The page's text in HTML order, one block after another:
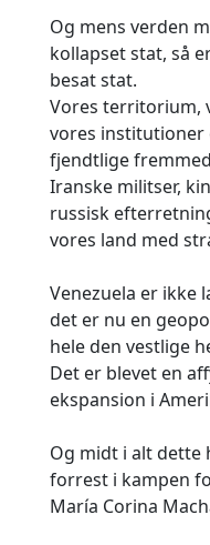
Og mens verden
kollapset stat, så
besat stat.
Vores territorium,
vores institutioner
fjendtlige
Iranske militser,
russisk
vores land med
Venezuela er ikke
det er nu en
hele den vestlige
Det er blevet en
ekspansion i
Og midt i alt dette
forrest i kampen
María Corina